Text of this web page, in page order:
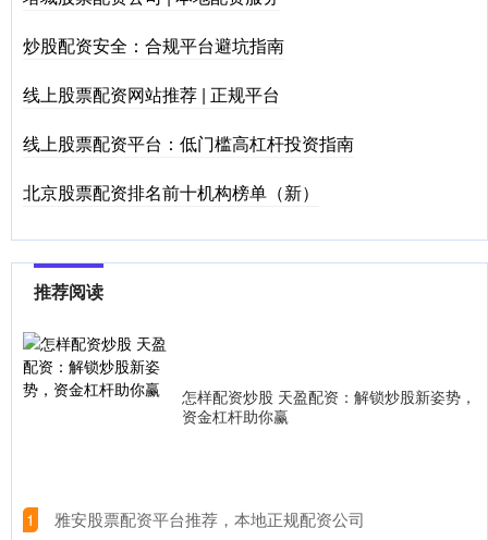
炒股配资安全：合规平台避坑指南
线上股票配资网站推荐 | 正规平台
线上股票配资平台：低门槛高杠杆投资指南
北京股票配资排名前十机构榜单（新）
推荐阅读
怎样配资炒股 天盈配资：解锁炒股新姿势，
资金杠杆助你赢
1 ​雅安股票配资平台推荐，本地正规配资公司